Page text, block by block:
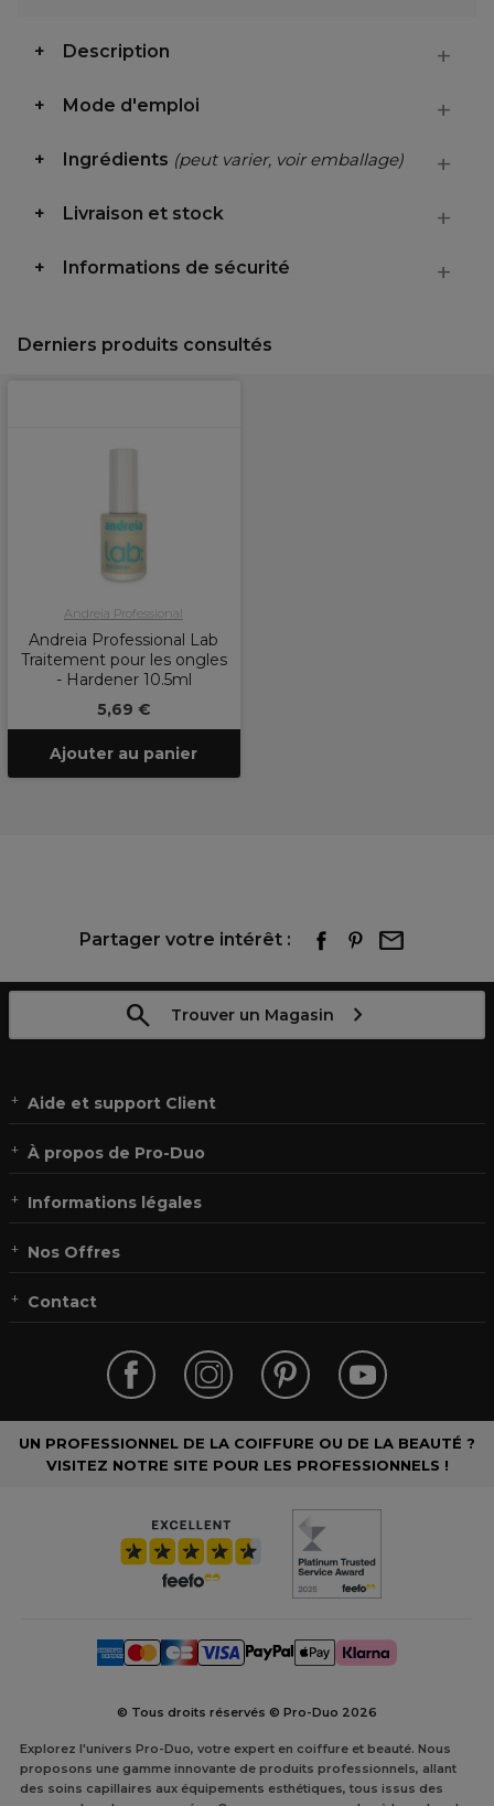
Description
Mode d'emploi
Ingrédients (peut varier, voir emballage)
Livraison et stock
Informations de sécurité
Derniers produits consultés
Andreia Professional
Andreia Professional Lab
Traitement pour les ongles
- Hardener 10.5ml
5,69 €
Ajouter au panier
Partager votre intérêt :
Trouver un Magasin
Aide et support Client
À propos de Pro-Duo
Informations légales
Nos Offres
Contact
UN PROFESSIONNEL DE LA COIFFURE OU DE LA BEAUTÉ ?
VISITEZ NOTRE SITE POUR LES PROFESSIONNELS !
© Tous droits réservés © Pro-Duo 2026
Explorez l'univers Pro-Duo, votre expert en coiffure et beauté. Nous
proposons une gamme innovante de produits professionnels, allant
des soins capillaires aux équipements esthétiques, tous issus des